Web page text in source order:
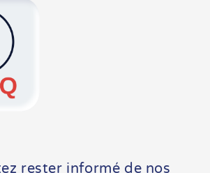
rester informé de nos